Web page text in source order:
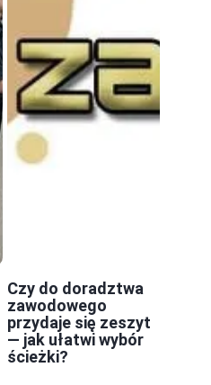
Czy do doradztwa
zawodowego
przydaje się zeszyt
— jak ułatwi wybór
ścieżki?